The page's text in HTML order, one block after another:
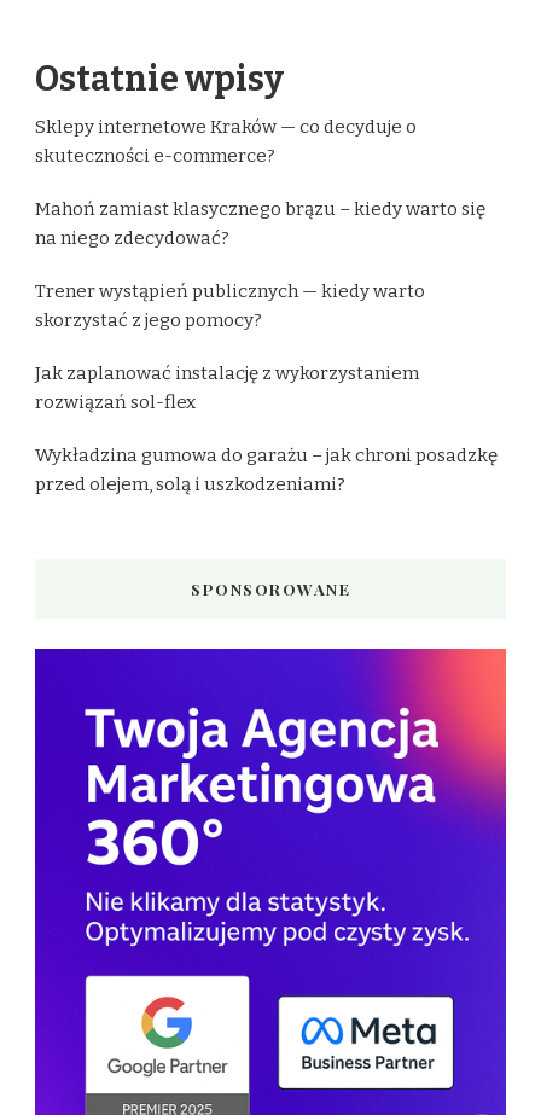
Ostatnie wpisy
Sklepy internetowe Kraków — co decyduje o
skuteczności e-commerce?
Mahoń zamiast klasycznego brązu – kiedy warto się
na niego zdecydować?
Trener wystąpień publicznych — kiedy warto
skorzystać z jego pomocy?
Jak zaplanować instalację z wykorzystaniem
rozwiązań sol-flex
Wykładzina gumowa do garażu – jak chroni posadzkę
przed olejem, solą i uszkodzeniami?
SPONSOROWANE